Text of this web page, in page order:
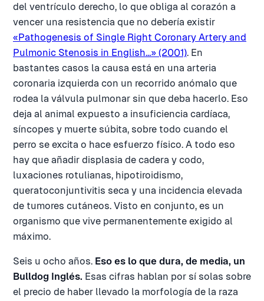
del ventrículo derecho, lo que obliga al corazón a
vencer una resistencia que no debería existir
«Pathogenesis of Single Right Coronary Artery and
Pulmonic Stenosis in English…» (2001). En
bastantes casos la causa está en una arteria
coronaria izquierda con un recorrido anómalo que
rodea la válvula pulmonar sin que deba hacerlo. Eso
deja al animal expuesto a insuficiencia cardíaca,
síncopes y muerte súbita, sobre todo cuando el
perro se excita o hace esfuerzo físico. A todo eso
hay que añadir displasia de cadera y codo,
luxaciones rotulianas, hipotiroidismo,
queratoconjuntivitis seca y una incidencia elevada
de tumores cutáneos. Visto en conjunto, es un
organismo que vive permanentemente exigido al
máximo.
Seis u ocho años. Eso es lo que dura, de media, un
Bulldog Inglés. Esas cifras hablan por sí solas sobre
el precio de haber llevado la morfología de la raza